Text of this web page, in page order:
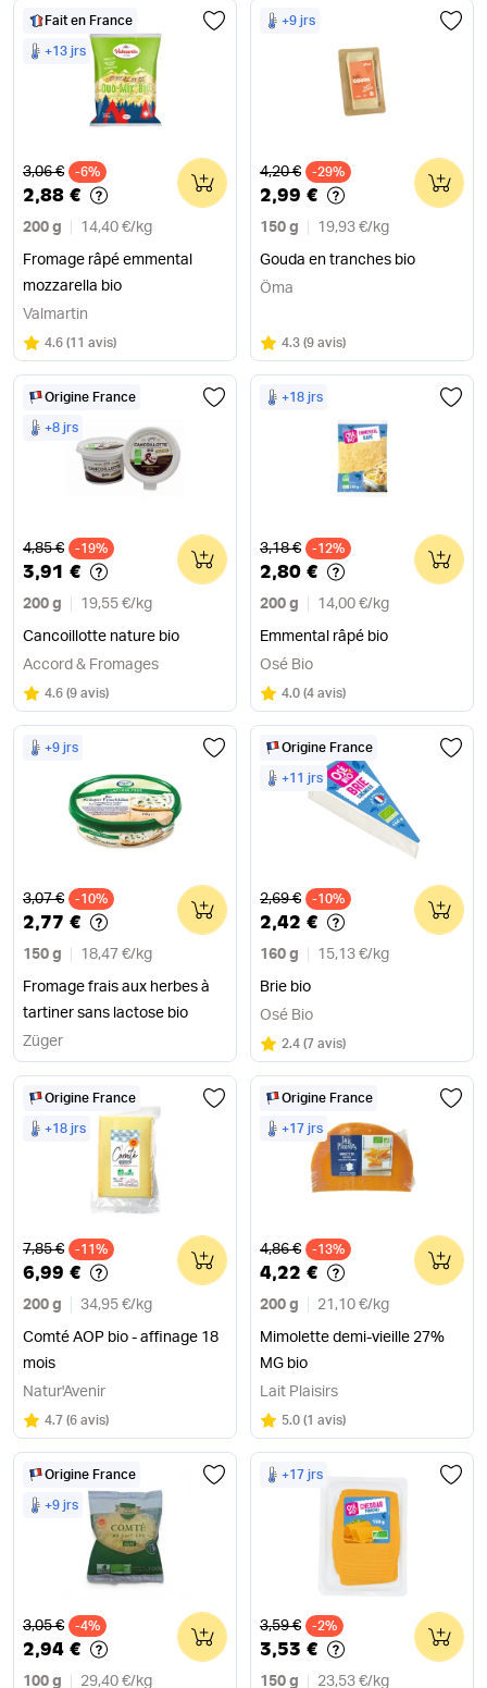
Fait en France
+13 jrs
Ancien prix
3,06 € -6%
2,88 €
200 g 14,40 €/ kg
Fromage râpé emmental
mozzarella bio
0
Valmartin
Note
4.6 sur 5
(11 avis)
+9 jrs
Ancien prix
4,20 € -29%
2,99 €
150 g 19,93 €/ kg
Gouda en tranches bio
0
Öma
Note
4.3 sur 5
(9 avis)
Origine France
+8 jrs
Ancien prix
4,85 € -19%
3,91 €
200 g 19,55 €/ kg
Cancoillotte nature bio
0
Accord & Fromages
Note
4.6 sur 5
(9 avis)
+18 jrs
Ancien prix
3,18 € -12%
2,80 €
200 g 14,00 €/ kg
Emmental râpé bio
0
Osé Bio
Note
4.0 sur 5
(4 avis)
+9 jrs
Ancien prix
3,07 € -10%
2,77 €
150 g 18,47 €/ kg
Fromage frais aux herbes à
tartiner sans lactose bio
0
Züger
Origine France
+11 jrs
Ancien prix
2,69 € -10%
2,42 €
160 g 15,13 €/ kg
Brie bio
0
Osé Bio
Note
2.4 sur 5
(7 avis)
Origine France
+18 jrs
Ancien prix
7,85 € -11%
6,99 €
200 g 34,95 €/ kg
Comté AOP bio - affinage 18
mois
0
Natur'Avenir
Note
4.7 sur 5
(6 avis)
Origine France
+17 jrs
Ancien prix
4,86 € -13%
4,22 €
200 g 21,10 €/ kg
Mimolette demi-vieille 27%
MG bio
0
Lait Plaisirs
Note
5.0 sur 5
(1 avis)
Origine France
+9 jrs
Ancien prix
3,05 € -4%
2,94 €
100 g 29,40 €/ kg
0
+17 jrs
Ancien prix
3,59 € -2%
3,53 €
150 g 23,53 €/ kg
0